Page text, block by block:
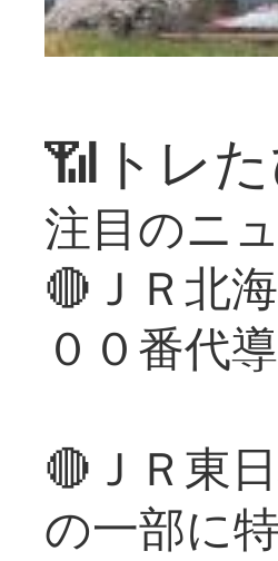
📶トレ
注目のニ
🔴ＪＲ北
００番代
🔴ＪＲ東
の一部に